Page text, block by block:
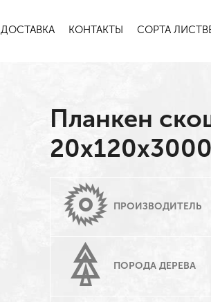
ДОСТАВКА КОНТАКТЫ
СОРТА
Планкен
20х120х3000
ПРОИЗВОДИТЕЛЬ
ПОРОДА ДЕРЕВА